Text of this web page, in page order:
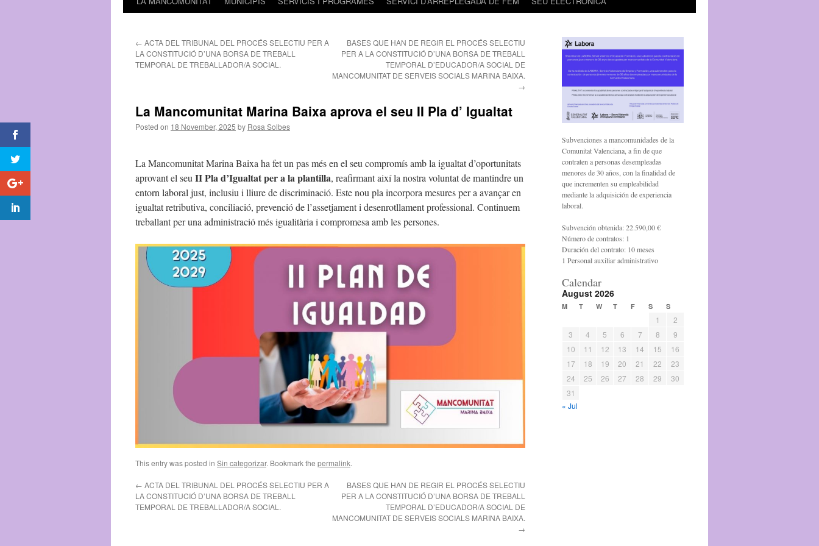
← ACTA DEL TRIBUNAL DEL PROCÉS SELECTIU PER A
LA CONSTITUCIÓ D’UNA BORSA DE TREBALL
TEMPORAL DE TREBALLADOR/A SOCIAL.
BASES QUE HAN DE REGIR EL PROCÉS SELECTIU
PER A LA CONSTITUCIÓ D’UNA BORSA DE TREBALL
TEMPORAL D’EDUCADOR/A SOCIAL DE
MANCOMUNITAT DE SERVEIS SOCIALS MARINA BAIXA.
→
La Mancomunitat Marina Baixa aprova el seu II Pla d’ Igualtat
Posted on 18 November, 2025 by Rosa Solbes
La Mancomunitat Marina Baixa ha fet un pas més en el seu compromís amb la igualtat d’oportunitats
aprovant el seu II Pla d’Igualtat per a la plantilla, reafirmant així la nostra voluntat de mantindre un
entorn laboral just, inclusiu i lliure de discriminació. Este nou pla incorpora mesures per a avançar en
igualtat retributiva, conciliació, prevenció de l’assetjament i desenrotllament professional. Continuem
treballant per una administració més igualitària i compromesa amb les persones.
This entry was posted in Sin categorizar. Bookmark the permalink.
← ACTA DEL TRIBUNAL DEL PROCÉS SELECTIU PER A
LA CONSTITUCIÓ D’UNA BORSA DE TREBALL
TEMPORAL DE TREBALLADOR/A SOCIAL.
BASES QUE HAN DE REGIR EL PROCÉS SELECTIU
PER A LA CONSTITUCIÓ D’UNA BORSA DE TREBALL
TEMPORAL D’EDUCADOR/A SOCIAL DE
MANCOMUNITAT DE SERVEIS SOCIALS MARINA BAIXA.
→
Subvenciones a mancomunidades de la
Comunitat Valenciana, a fin de que
contraten a personas desempleadas
menores de 30 años, con la finalidad de
que incrementen su empleabilidad
mediante la adquisición de experiencia
laboral.
Subvención obtenida: 22.590,00 €
Número de contratos: 1
Duración del contrato: 10 meses
1 Personal auxiliar administrativo
Calendar
August 2026
M T W T F S S
1
2
3
4 5 6 7 8
9
10
11 12 13 14 15
16
17
18 19 20 21 22
23
24
25 26 27 28 29
30
31
« Jul